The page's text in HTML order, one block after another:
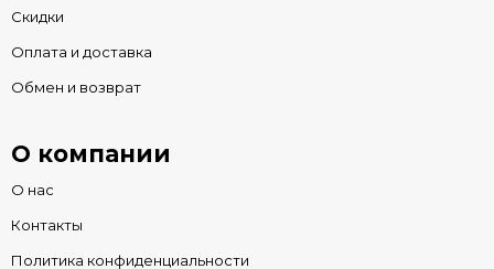
Скидки
Оплата и доставка
Обмен и возврат
О компании
О нас
Контакты
Политика конфиденциальности